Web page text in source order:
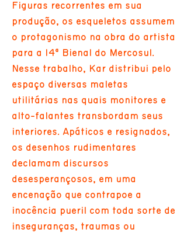
Figuras recorrentes em sua
produção, os esqueletos assumem
o protagonismo na obra do artista
para a 14ª Bienal do Mercosul.
Nesse trabalho, Kar distribui pelo
espaço diversas maletas
utilitárias nas quais monitores e
alto-falantes transbordam seus
interiores. Apáticos e resignados,
os desenhos rudimentares
declamam discursos
desesperançosos, em uma
encenação que contrapõe a
inocência pueril com toda sorte de
inseguranças, traumas ou